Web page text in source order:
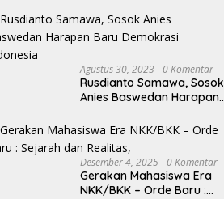
Tengah Dinamika Politik
Agraria
Agustus 30, 2023 0 Komentar
Rusdianto Samawa, Sosok
Anies Baswedan Harapan
Desember 4, 2025 0 Komentar
Gerakan Mahasiswa Era
NKK/BKK – Orde Baru :